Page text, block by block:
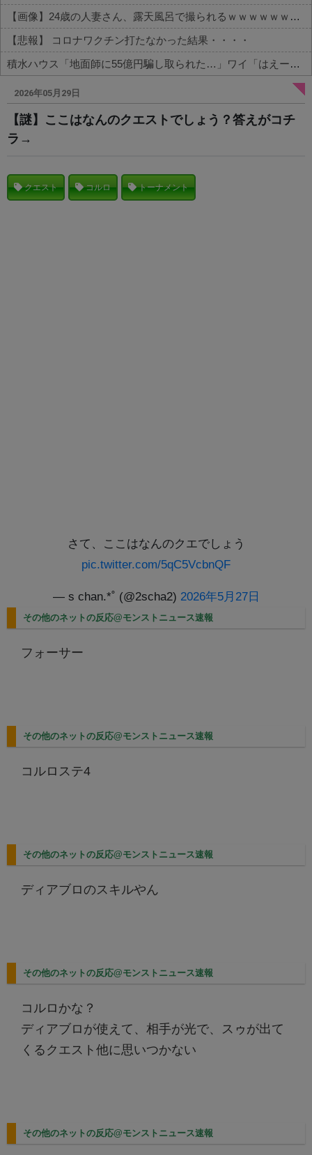
【画像】24歳の人妻さん、露天風呂で撮られるｗｗｗｗｗｗｗｗｗｗｗｗｗｗｗｗｗ
【悲報】 コロナワクチン打たなかった結果・・・・
積水ハウス「地面師に55億円騙し取られた…」ワイ「はえーかわいそう…会社滅茶苦茶やろなぁ」→
Powered by livedoor 相互RSS
2026年05月29日
【謎】ここはなんのクエストでしょう？答えがコチ
ラ→
クエスト コルロ トーナメント
さて、ここはなんのクエでしょう
pic.twitter.com/5qC5VcbnQF
— s chan.*˚ (@2scha2) 2026年5月27日
その他のネットの反応@モンストニュース速報
フォーサー
その他のネットの反応@モンストニュース速報
コルロステ4
その他のネットの反応@モンストニュース速報
ディアブロのスキルやん
その他のネットの反応@モンストニュース速報
コルロかな？
ディアブロが使えて、相手が光で、スゥが出て
くるクエスト他に思いつかない
その他のネットの反応@モンストニュース速報